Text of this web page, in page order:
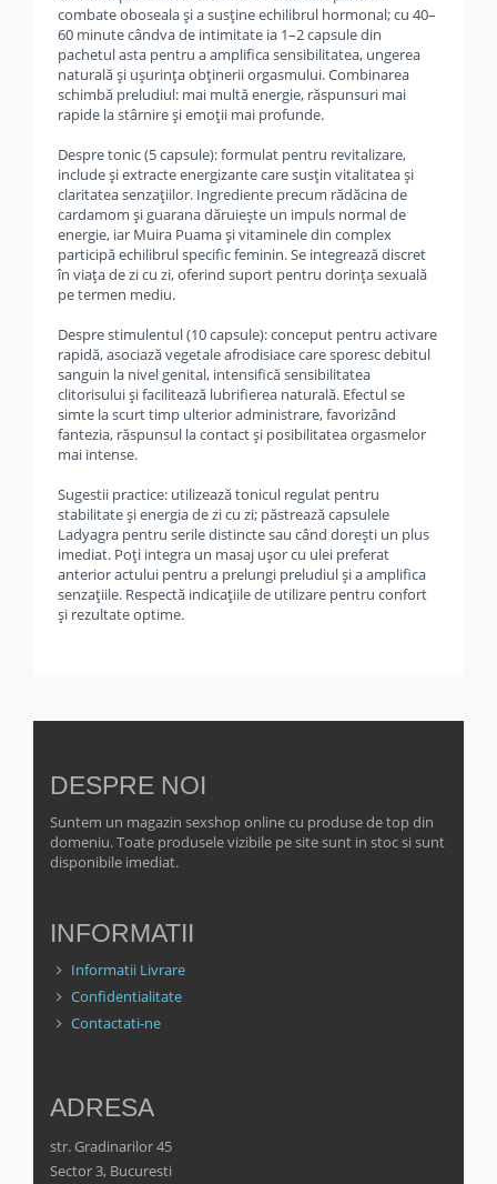
combate oboseala și a susține echilibrul hormonal; cu 40–
60 minute cândva de intimitate ia 1–2 capsule din
pachetul asta pentru a amplifica sensibilitatea, ungerea
naturală și ușurința obținerii orgasmului. Combinarea
schimbă preludiul: mai multă energie, răspunsuri mai
rapide la stârnire și emoții mai profunde.
Despre tonic (5 capsule): formulat pentru revitalizare,
include și extracte energizante care susțin vitalitatea și
claritatea senzațiilor. Ingrediente precum rădăcina de
cardamom și guarana dăruiește un impuls normal de
energie, iar Muira Puama și vitaminele din complex
participă echilibrul specific feminin. Se integrează discret
în viața de zi cu zi, oferind suport pentru dorința sexuală
pe termen mediu.
Despre stimulentul (10 capsule): conceput pentru activare
rapidă, asociază vegetale afrodisiace care sporesc debitul
sanguin la nivel genital, intensifică sensibilitatea
clitorisului și facilitează lubrifierea naturală. Efectul se
simte la scurt timp ulterior administrare, favorizând
fantezia, răspunsul la contact și posibilitatea orgasmelor
mai intense.
Sugestii practice: utilizează tonicul regulat pentru
stabilitate și energia de zi cu zi; păstrează capsulele
Ladyagra pentru serile distincte sau când dorești un plus
imediat. Poți integra un masaj ușor cu ulei preferat
anterior actului pentru a prelungi preludiul și a amplifica
senzațiile. Respectă indicațiile de utilizare pentru confort
și rezultate optime.
DESPRE NOI
Suntem un magazin sexshop online cu produse de top din
domeniu. Toate produsele vizibile pe site sunt in stoc si sunt
disponibile imediat.
INFORMATII
Informatii Livrare
Confidentialitate
Contactati-ne
ADRESA
str. Gradinarilor 45
Sector 3, Bucuresti